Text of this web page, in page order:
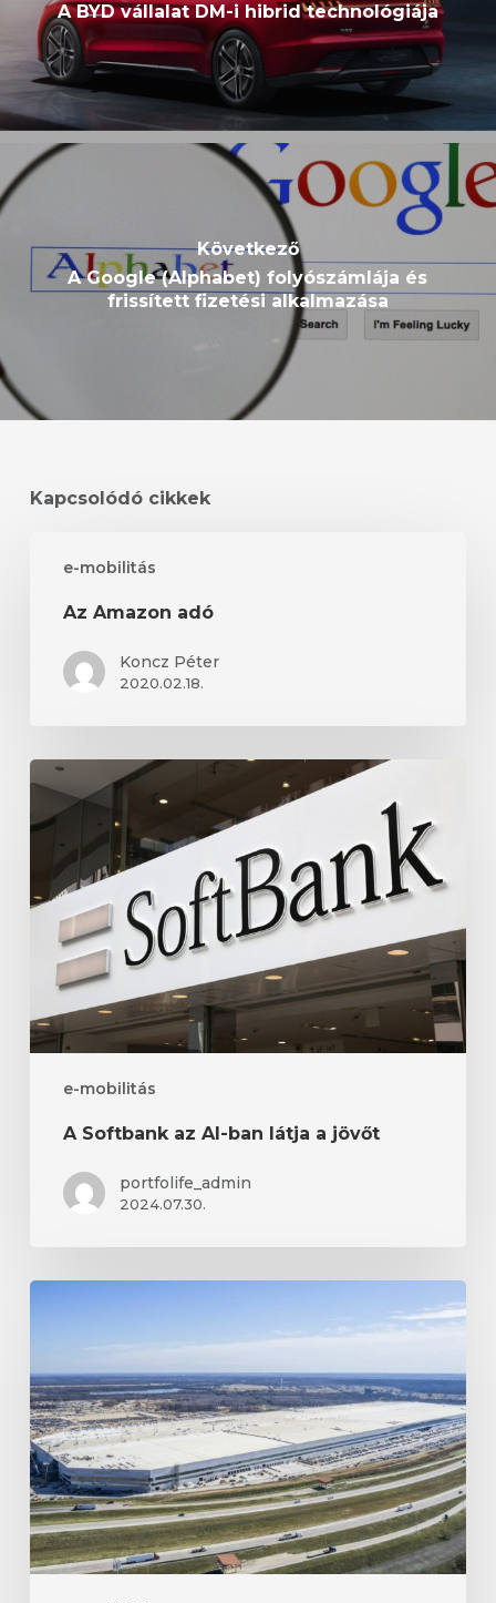
A BYD vállalat DM-i hibrid technológiája
Következő
A Google (Alphabet) folyószámlája és
frissített fizetési alkalmazása
Kapcsolódó cikkek
e-mobilitás
Amazon
Az Amazon adó
Koncz Péter
2020.02.18.
e-mobilitás
Softbank
az
ban
látja
jövőt
A Softbank az AI-ban látja a jövőt
portfolife_admin
2024.07.30.
bulija